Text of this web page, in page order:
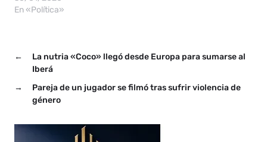
En «Política»
←
La nutria «Coco» llegó desde Europa para sumarse al
Iberá
→
Pareja de un jugador se filmó tras sufrir violencia de
género